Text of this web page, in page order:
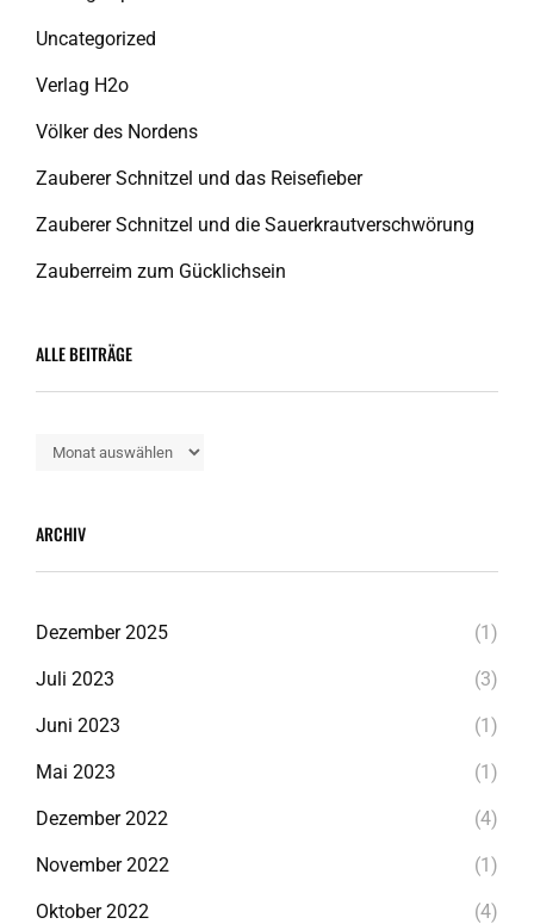
Uncategorized
Verlag H2o
Völker des Nordens
Zauberer Schnitzel und das Reisefieber
Zauberer Schnitzel und die Sauerkrautverschwörung
Zauberreim zum Gücklichsein
ALLE BEITRÄGE
Alle
ARCHIV
Dezember 2025 (1)
Juli 2023 (3)
Juni 2023 (1)
Mai 2023 (1)
Dezember 2022 (4)
November 2022 (1)
Oktober 2022 (4)